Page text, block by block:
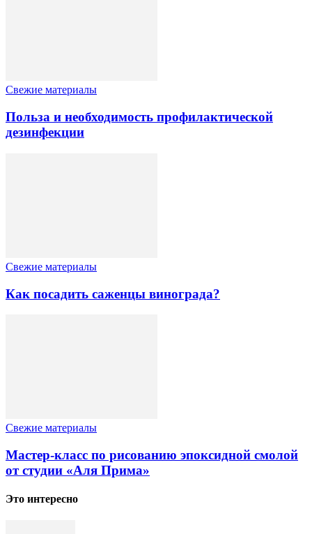
Свежие материалы
Польза и необходимость профилактической
дезинфекции
Свежие материалы
Как посадить саженцы винограда?
Свежие материалы
Мастер-класс по рисованию эпоксидной смолой
от студии «Аля Прима»
Это интересно